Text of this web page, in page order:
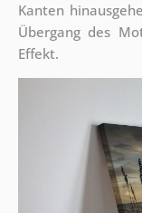
Kanten
Übergang des
Effekt.